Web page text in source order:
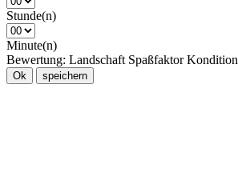
Stunde(n)
Minute(n)
Bewertung: Landschaft Spaßfaktor Kondition
Ok speichern